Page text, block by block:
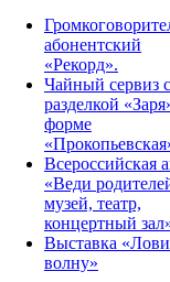
абонентский
«Рекорд».
Чайный сервиз с
разделкой
форме
Всероссийская
«Веди
музей, театр,
концертный
Выставка «Лови
волну»